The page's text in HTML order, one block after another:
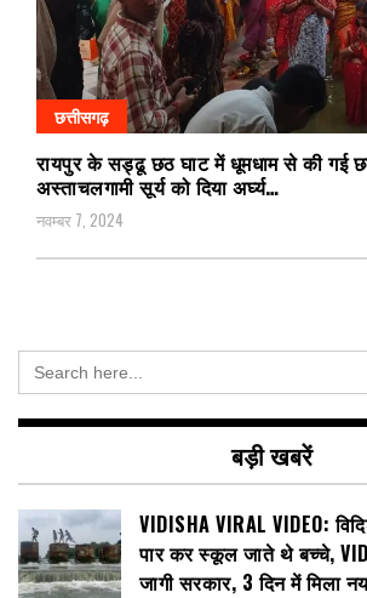
छत्तीसगढ़
रायपुर के सड्ढू छठ घाट में धूमधाम से की गई
अस्ताचलगामी सूर्य को दिया अर्घ्य…
नवम्बर 7, 2024
Search
for:
बड़ी खबरें
VIDISHA VIRAL VIDEO:
पार कर स्कूल जाते थे बच्चे,
जागी सरकार, 3 दिन में मिला